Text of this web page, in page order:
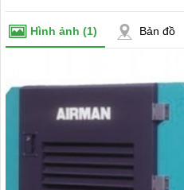
Hình ảnh (1) Bản đồ